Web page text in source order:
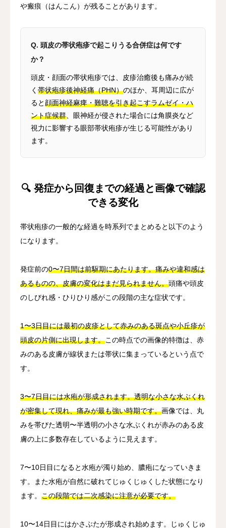
や瘢痕（はんこん）が残ることがあります。
Q. 頭皮の帯状疱疹で起こりうる合併症は何です
か？
頭皮・顔面の帯状疱疹では、皮疹治癒後も痛みが続
く 帯状疱疹後神経痛（PHN）のほか、耳周辺に広が
ると顔面神経麻痺・難聴を引き起こすラムゼイ・ハ
ント症候群 、眼神経が侵された場合には角膜炎など
視力に影響する眼部帯状疱疹が生じる可能性があり
ます。
🔍 発症から回復までの経過と画像で確認
できる変化
帯状疱疹の一般的な経過を時系列でまとめると以下のよう
になります。
発症前の0〜7日間は前駆期にあたります。痛みや違和感は
あるものの、皮膚の変化はまだ見られません。頭痛や頭皮
のしびれ感・ひりひり感がこの段階の主な症状です。
1〜3日目には最初の皮疹として赤みのある斑点や小丘疹が
頭皮の片側に出現します。この時点での画像的特徴は、赤
みのある皮膚が線状または帯状に集まっているという点で
す。
3〜7日目には水疱が形成されます。透明な小さな水ぶくれ
が密集して現れ、痛みが最も強い時期です。画像では、丸
みを帯びた透明〜半透明の小さな水ぶくれが赤みのある皮
膚の上に多数存在しているように見えます。
7〜10日目になると水疱が濁り始め、膿疱になっていきま
す。また水疱が自然に破れてじゅくじゅくした状態になり
ます。 この段階では二次感染に注意が必要です。
10〜14日目にはかさぶたが形成され始めます。じゅくじゅ